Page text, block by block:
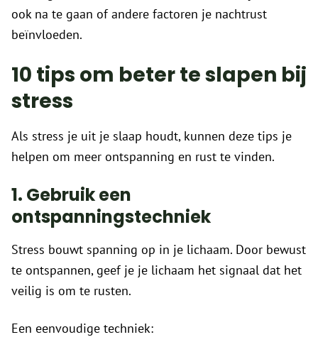
ook na te gaan of andere factoren je nachtrust
beïnvloeden.
10 tips om beter te slapen bij
stress
Als stress je uit je slaap houdt, kunnen deze tips je
helpen om meer ontspanning en rust te vinden.
1. Gebruik een
ontspanningstechniek
Stress bouwt spanning op in je lichaam. Door bewust
te ontspannen, geef je je lichaam het signaal dat het
veilig is om te rusten.
Een eenvoudige techniek: